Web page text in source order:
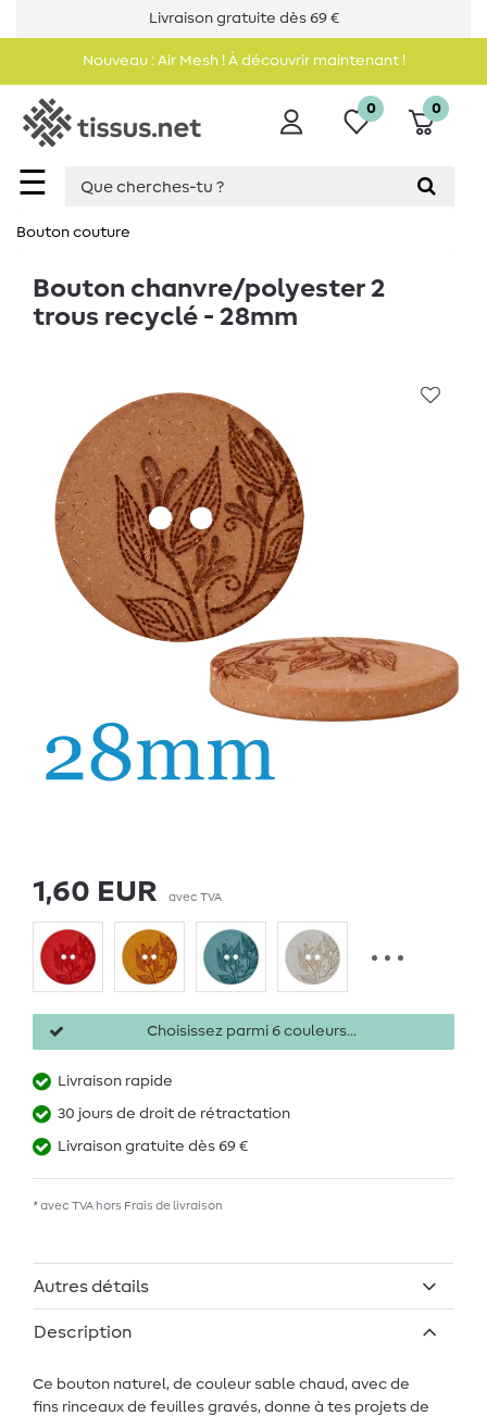
Livraison gratuite dès 69 €
Nouveau : Air Mesh ! À découvrir maintenant !
☰
0 0
Bouton couture
Bouton chanvre/polyester 2
trous recyclé - 28mm
1,60 EUR avec TVA
Choisissez parmi 6 couleurs...
Livraison rapide
30 jours de droit de rétractation
Livraison gratuite dès 69 €
* avec TVA hors Frais de livraison
Autres détails
Description
Ce bouton naturel, de couleur sable chaud, avec de
fins rinceaux de feuilles gravés, donne à tes projets de